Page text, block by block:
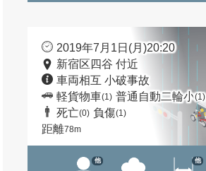
2019年7月1日(月)20:20
新宿区四谷 付近
車両相互 小破事故
軽貨物車(1) 普通自動二輪小(1)
死亡(0) 負傷(1)
距離78m
他 他